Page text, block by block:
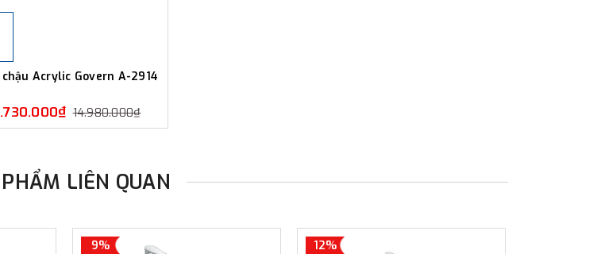
Acrylic Govern A-2914
14.980.000₫
LIÊN QUAN
9% 12%